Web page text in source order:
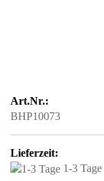
Art.Nr.:
BHP10073
Lieferzeit:
1-3 Tage